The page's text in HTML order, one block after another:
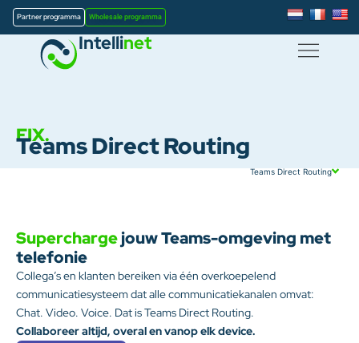
Partner programma Wholesale programma
Intellinet
FIX.
Teams Direct Routing​
Teams Direct Routing
Superchargejouw Teams-omgeving met
telefonie​
Collega’s en klanten bereiken via één overkoepelend
communicatiesysteem dat alle communicatiekanalen omvat:
Chat. Video. Voice. Dat is Teams Direct Routing.
Collaboreer altijd, overal en vanop elk device.